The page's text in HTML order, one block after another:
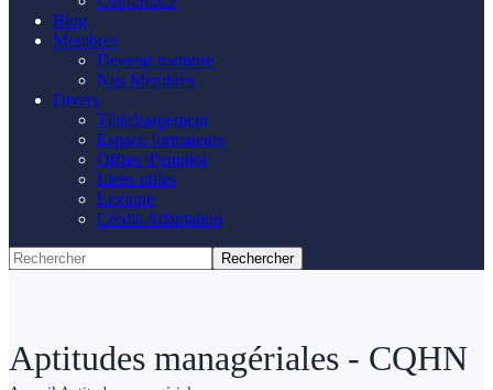
Blog
Membres
Devenir membre
Nos Membres
Divers
Téléchargement
Espace formateurs
Offres d’emploi
Liens utiles
Lexique
Crédit-Adaptation
Aptitudes managériales - CQHN